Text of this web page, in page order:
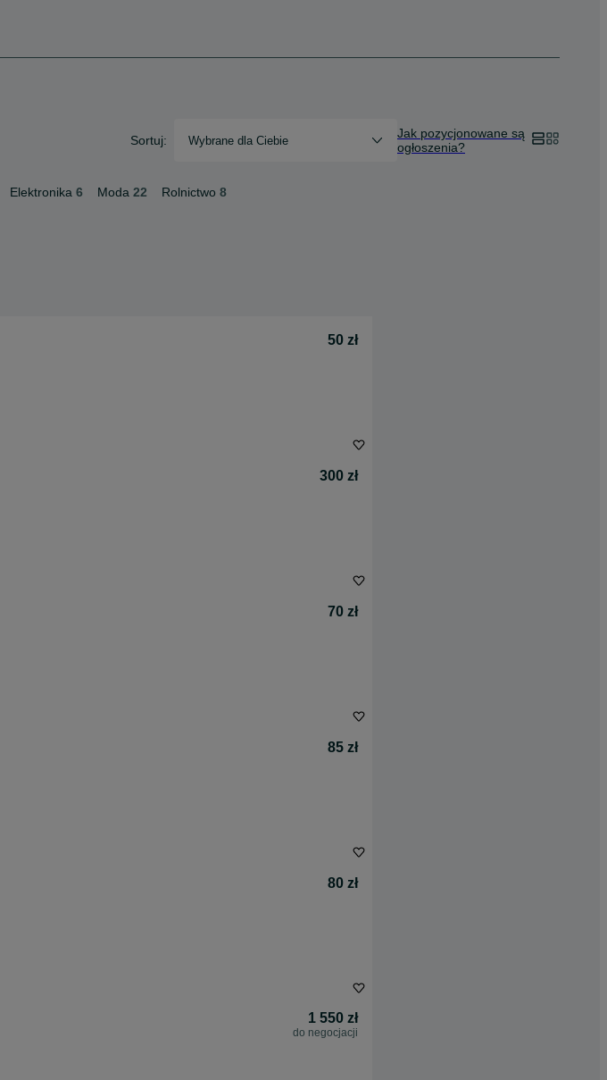
Sortuj: Wybrane dla Ciebie
Jak pozycjonowane są
ogłoszenia?
Elektronika 6 Moda 22 Rolnictwo 8
50 zł
300 zł
70 zł
85 zł
80 zł
1 550 zł
do negocjacji